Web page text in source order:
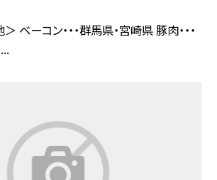
ベーコン・・・群馬県・宮崎県 豚肉・・・